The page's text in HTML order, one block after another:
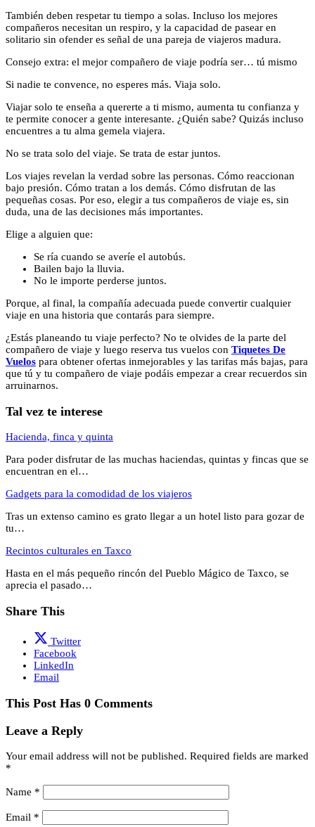
También deben respetar tu tiempo a solas. Incluso los mejores
compañeros necesitan un respiro, y la capacidad de pasear en
solitario sin ofender es señal de una pareja de viajeros madura.
Consejo extra: el mejor compañero de viaje podría ser… tú mismo
Si nadie te convence, no esperes más. Viaja solo.
Viajar solo te enseña a quererte a ti mismo, aumenta tu confianza y
te permite conocer a gente interesante. ¿Quién sabe? Quizás incluso
encuentres a tu alma gemela viajera.
No se trata solo del viaje. Se trata de estar juntos.
Los viajes revelan la verdad sobre las personas. Cómo reaccionan
bajo presión. Cómo tratan a los demás. Cómo disfrutan de las
pequeñas cosas. Por eso, elegir a tus compañeros de viaje es, sin
duda, una de las decisiones más importantes.
Elige a alguien que:
Se ría cuando se averíe el autobús.
Bailen bajo la lluvia.
No le importe perderse juntos.
Porque, al final, la compañía adecuada puede convertir cualquier
viaje en una historia que contarás para siempre.
¿Estás planeando tu viaje perfecto? No te olvides de la parte del
compañero de viaje y luego reserva tus vuelos con Tiquetes De
Vuelos para obtener ofertas inmejorables y las tarifas más bajas, para
que tú y tu compañero de viaje podáis empezar a crear recuerdos sin
arruinarnos.
Tal vez te interese
Hacienda, finca y quinta
Para poder disfrutar de las muchas haciendas, quintas y fincas que se
encuentran en el…
Gadgets para la comodidad de los viajeros
Tras un extenso camino es grato llegar a un hotel listo para gozar de
tu…
Recintos culturales en Taxco
Hasta en el más pequeño rincón del Pueblo Mágico de Taxco, se
aprecia el pasado…
Share This
Twitter
Facebook
LinkedIn
Email
This Post Has 0 Comments
Leave a Reply
Your email address will not be published. Required fields are marked
*
Name *
Email *